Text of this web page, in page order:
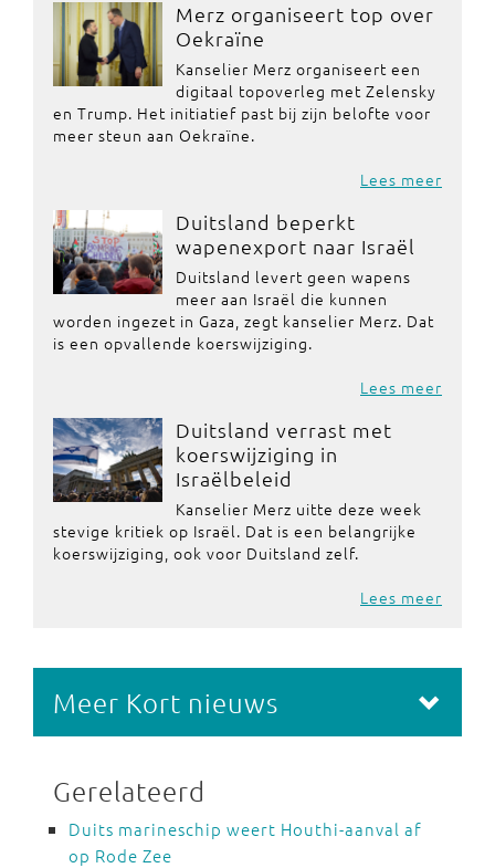
Merz organiseert top over
Oekraïne
Kanselier Merz organiseert een
digitaal topoverleg met Zelensky
en Trump. Het initiatief past bij zijn belofte voor
meer steun aan Oekraïne.
Lees meer
Duitsland beperkt
wapenexport naar Israël
Duitsland levert geen wapens
meer aan Israël die kunnen
worden ingezet in Gaza, zegt kanselier Merz. Dat
is een opvallende koerswijziging.
Lees meer
Duitsland verrast met
koerswijziging in
Israëlbeleid
Kanselier Merz uitte deze week
stevige kritiek op Israël. Dat is een belangrijke
koerswijziging, ook voor Duitsland zelf.
Lees meer
Meer Kort nieuws
Gerelateerd
Duits marineschip weert Houthi-aanval af
op Rode Zee